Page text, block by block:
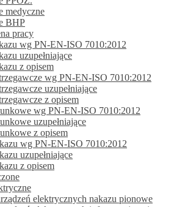
medyczne
BHP
pracy
wg PN-EN-ISO 7010:2012
uzupełniające
z opisem
wg PN-EN-ISO 7010:2012
uzupełniające
z opisem
wg PN-EN-ISO 7010:2012
uzupełniające
z opisem
wg PN-EN-ISO 7010:2012
uzupełniające
z opisem
elektrycznych nakazu pionowe